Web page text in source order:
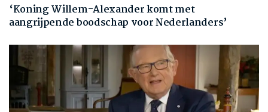
‘Koning Willem-Alexander komt met
aangrijpende boodschap voor Nederlanders’